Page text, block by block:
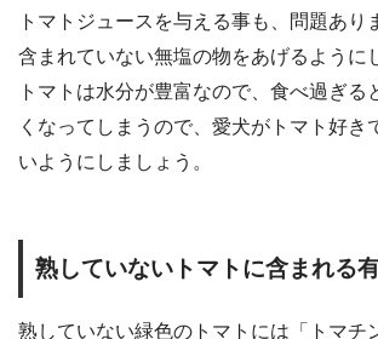
トマトジュースを与える事も、問題あり
含まれていない無塩の物をあげるように
トマトは水分が豊富なので、食べ過ぎる
くなってしまうので、愛犬がトマト好き
いようにしましょう。
熟していないトマトに含まれる
熟していない緑色のトマトには「トマチ